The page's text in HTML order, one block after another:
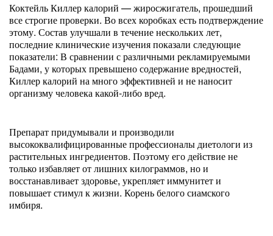
Коктейль Киллер калорий — жиросжигатель, прошедший
все строгие проверки. Во всех коробках есть подтверждение
этому. Состав улучшали в течение нескольких лет,
последние клинические изучения показали следующие
показатели: В сравнении с различными рекламируемыми
Бадами, у которых превышено содержание вредностей,
Киллер калорий на много эффективней и не наносит
организму человека какой-либо вред.
Препарат придумывали и производили
высококвалифицированные профессионалы диетологи из
растительных ингредиентов. Поэтому его действие не
только избавляет от лишних килограммов, но и
восстанавливает здоровье, укрепляет иммунитет и
повышает стимул к жизни. Корень белого сиамского
имбиря.